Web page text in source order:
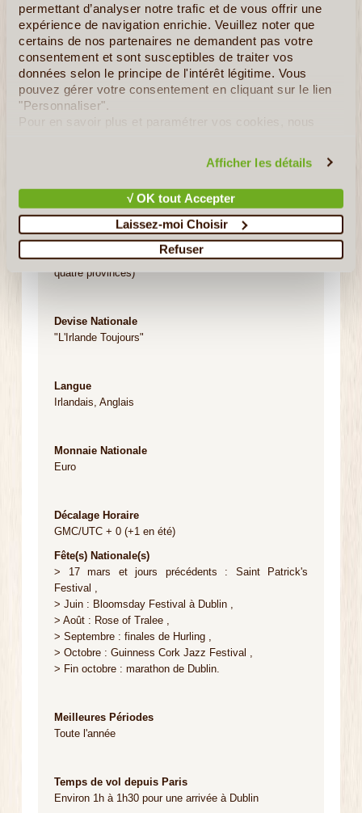
permettant d’analyser notre trafic et de vous offrir une
expérience de navigation enrichie. Veuillez noter que
certains de nos partenaires ne demandent pas votre
consentement et sont susceptibles de traiter vos
données selon le principe de l'intérêt légitime. Vous
pouvez gérer votre consentement en cliquant sur le lien
"Personnaliser".
Pour en savoir plus et paramétrer vos cookies, nous
Afficher les détails
√ OK tout Accepter
Laissez-moi Choisir
Refuser
Nom Officiel
Irlande
Capitale
Cork - Limerick - Galway - Waterford - Drogheda
Régime Politique
République parlementaire (trente-deux comtés et
quatre provinces)
Devise Nationale
"L'Irlande Toujours"
Langue
Irlandais, Anglais
Monnaie Nationale
Euro
Décalage Horaire
GMC/UTC + 0 (+1 en été)
Fête(s) Nationale(s)
> 17 mars et jours précédents : Saint Patrick's
Festival ,
> Juin : Bloomsday Festival à Dublin ,
> Août : Rose of Tralee ,
> Septembre : finales de Hurling ,
> Octobre : Guinness Cork Jazz Festival ,
> Fin octobre : marathon de Dublin.
Meilleures Périodes
Toute l'année
Temps de vol depuis Paris
Environ 1h à 1h30 pour une arrivée à Dublin